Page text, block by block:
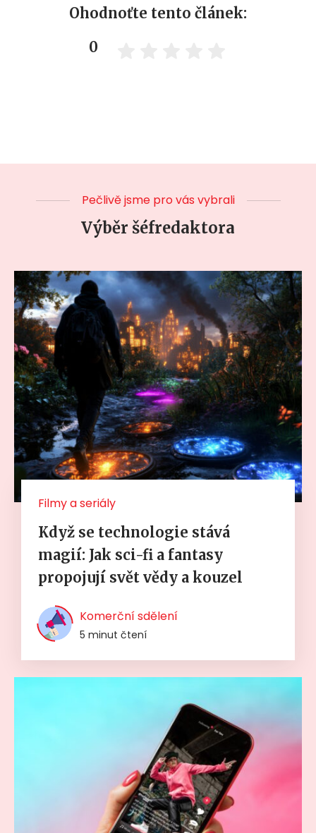
Ohodnoťte tento článek:
0
Pečlivě jsme pro vás vybrali
Výběr šéfredaktora
Filmy a seriály
Když se technologie stává
magií: Jak sci-fi a fantasy
propojují svět vědy a kouzel
Komerční sdělení
5 minut čtení